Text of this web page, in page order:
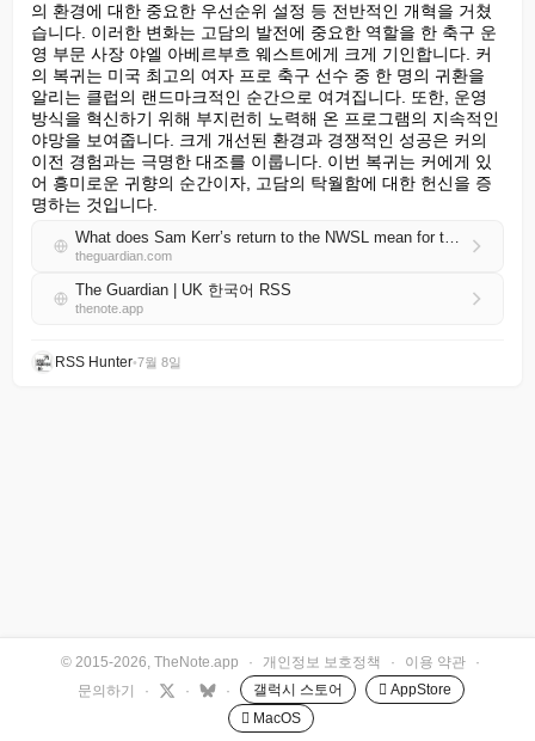
의 환경에 대한 중요한 우선순위 설정 등 전반적인 개혁을 거쳤
습니다. 이러한 변화는 고담의 발전에 중요한 역할을 한 축구 운
영 부문 사장 야엘 아베르부흐 웨스트에게 크게 기인합니다. 커
의 복귀는 미국 최고의 여자 프로 축구 선수 중 한 명의 귀환을
알리는 클럽의 랜드마크적인 순간으로 여겨집니다. 또한, 운영
방식을 혁신하기 위해 부지런히 노력해 온 프로그램의 지속적인
야망을 보여줍니다. 크게 개선된 환경과 경쟁적인 성공은 커의
이전 경험과는 극명한 대조를 이룹니다. 이번 복귀는 커에게 있
어 흥미로운 귀향의 순간이자, 고담의 탁월함에 대한 헌신을 증
명하는 것입니다.
What does Sam Kerr’s return to the NWSL mean for the league, Gotham FC and the player herself?
theguardian.com
The Guardian | UK 한국어 RSS
thenote.app
RSS Hunter•7월 8일
© 2015-2026, TheNote.app · 개인정보 보호정책 · 이용 약관
·
문의하기
· · · 갤럭시 스토어
 AppStore
 MacOS